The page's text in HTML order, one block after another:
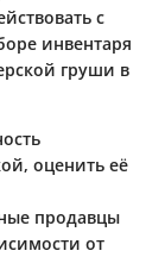
с
инвентаря
груши в
оценить её
продавцы
от